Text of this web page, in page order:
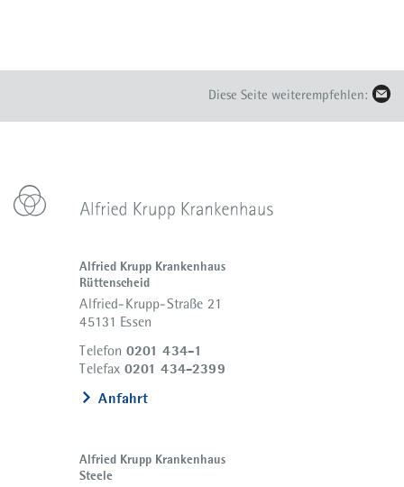
Diese Seite weiterempfehlen:
Alfried Krupp Krankenhaus
Rüttenscheid
Alfried-Krupp-Straße 21
45131 Essen
Telefon 0201 434-1
Telefax 0201 434-2399
Anfahrt
Alfried Krupp Krankenhaus
Steele